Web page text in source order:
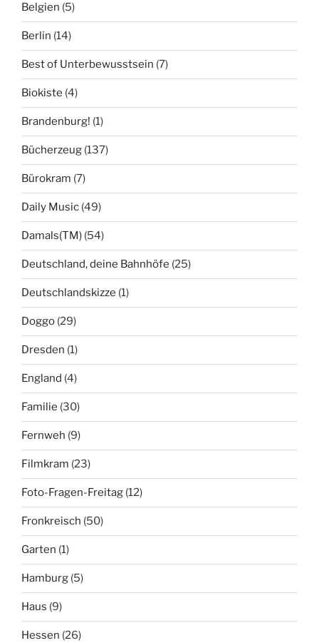
Belgien (5)
Berlin (14)
Best of Unterbewusstsein (7)
Biokiste (4)
Brandenburg! (1)
Bücherzeug (137)
Bürokram (7)
Daily Music (49)
Damals(TM) (54)
Deutschland, deine Bahnhöfe (25)
Deutschlandskizze (1)
Doggo (29)
Dresden (1)
England (4)
Familie (30)
Fernweh (9)
Filmkram (23)
Foto-Fragen-Freitag (12)
Fronkreisch (50)
Garten (1)
Hamburg (5)
Haus (9)
Hessen (26)